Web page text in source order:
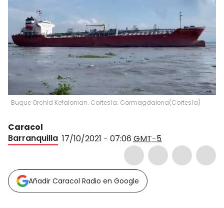
Buque Orchid Kefalonian. Cortesía: Cormagdalena(Cortesía)
Caracol
Barranquilla 17/10/2021 - 07:06 GMT-5
Añadir Caracol Radio en Google